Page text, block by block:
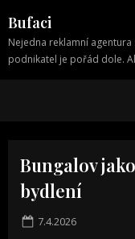
to
content
Bufaci
Nejedna reklamní
podnikatel je pořád dole.
Bungalov
bydlení
Posted
7.4.2026